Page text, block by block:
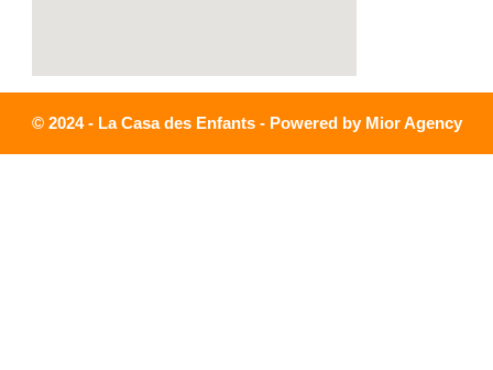
© 2024 - La Casa des Enfants - Powered by Mior Agency